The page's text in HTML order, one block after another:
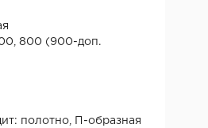
800 (900-доп.
полотно, П-образная